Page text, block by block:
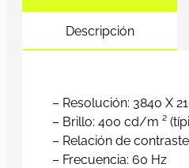
Descripción
– Resolución: 3840 X
– Brillo: 400 cd/m ²
– Relación de
– Frecuencia: 60 Hz